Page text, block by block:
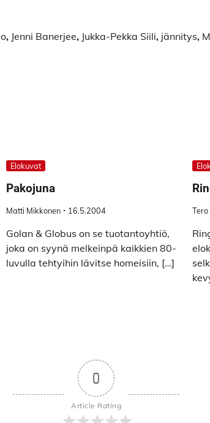
, Jenni Banerjee, Jukka-Pekka Siili, jännitys,
Elokuvat
Pakojuna
Matti Mikkonen 16.5.2004
Golan & Globus on se tuotantoyhtiö,
joka on syynä melkeinpä kaikkien 80-
luvulla tehtyihin lävitse homeisiin, […]
0
Article Rating